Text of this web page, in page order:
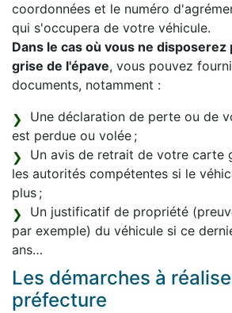
coordonnées et le numéro
qui s'occupera de votre véhicule.
Dans le cas où vous ne disposerez
grise de l'épave, vous pouvez
documents, notamment :
Une déclaration de perte ou de
est perdue ou volée ;
Un avis de retrait de votre carte
les autorités compétentes si le
plus ;
Un justificatif de propriété
par exemple) du véhicule si ce
ans…
Les démarches à
préfecture